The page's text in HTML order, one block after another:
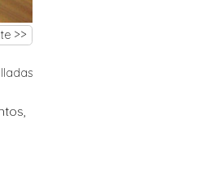
>>